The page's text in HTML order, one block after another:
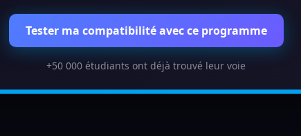
Tester ma compatibilité avec ce programme
+50 000 étudiants ont déjà trouvé leur voie